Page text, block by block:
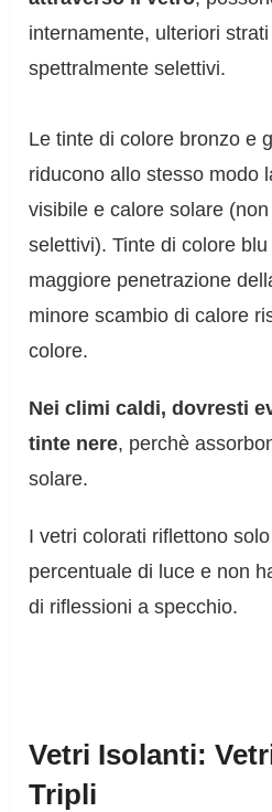
internamente, ulteriori
spettralmente selettivi.
Le tinte di colore bronzo e
riducono allo stesso modo
visibile e calore solare
selettivi). Tinte di colore
maggiore penetrazione
minore scambio di calore
colore.
Nei climi caldi, dovresti
tinte nere, perchè
solare.
I vetri colorati riflettono
percentuale di luce e non
di riflessioni a specchio.
Vetri Isolanti:
Tripli